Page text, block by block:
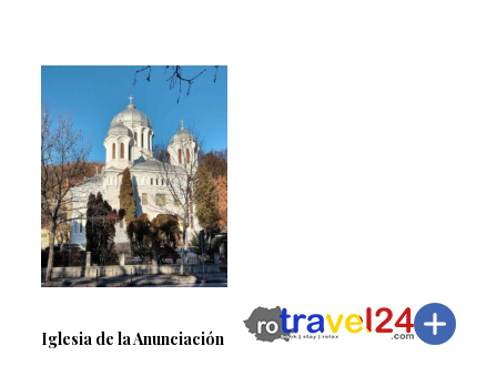
Iglesia de la Anunciación